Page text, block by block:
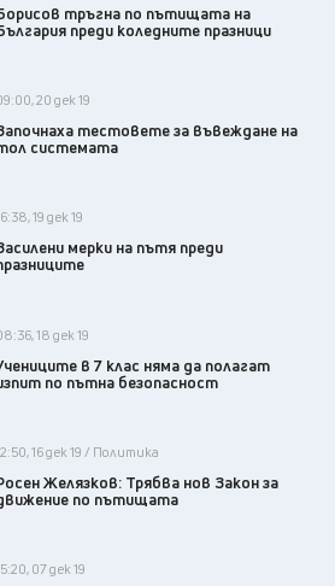
тръгна по пътищата на
преди коледните празници
20 дек 19
тестовете за въвеждане на
системата
19 дек 19
мерки на пътя преди
18 дек 19
в 7 клас няма да полагат
по пътна безопасност
16 дек 19 / Политика
Желязков: Трябва нов Закон за
по пътищата
07 дек 19